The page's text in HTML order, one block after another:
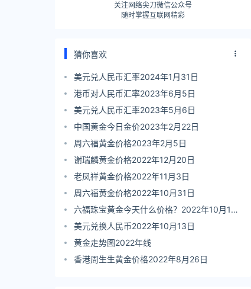
关注网络尖刀微信公众号
随时掌握互联网精彩
猜你喜欢
美元兑人民币汇率2024年1月31日
港币对人民币汇率2023年6月5日
美元兑人民币汇率2023年5月6日
中国黄金今日金价2023年2月22日
周六福黄金价格2023年2月5日
谢瑞麟黄金价格2022年12月20日
老凤祥黄金价格2022年11月3日
周六福黄金价格2022年10月31日
六福珠宝黄金今天什么价格？2022年10月19
日
美元兑换人民币2022年10月13日
黄金走势图2022年线
香港周生生黄金价格2022年8月26日